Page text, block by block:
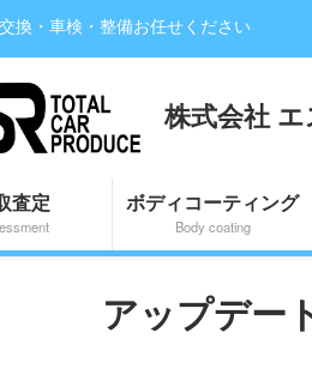
換・車検・整備お任せください
株式会社
査定 ボディコーティング
Body coating
アップデー